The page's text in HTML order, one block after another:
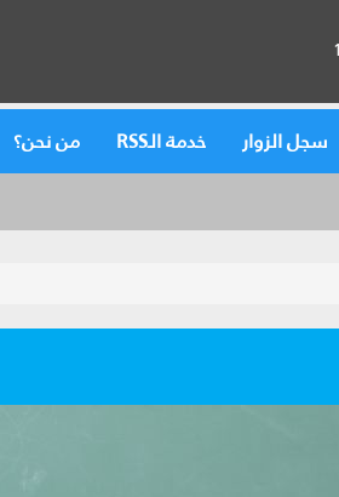
سجل الزوار خدمة الـRSS من نحن؟